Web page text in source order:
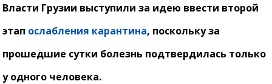
Власти Грузии выступили за идею ввести второй
этап ослабления карантина, поскольку за
прошедшие сутки болезнь подтвердилась только
у одного человека.